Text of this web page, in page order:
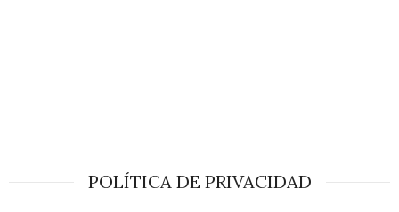
POLÍTICA DE PRIVACIDAD